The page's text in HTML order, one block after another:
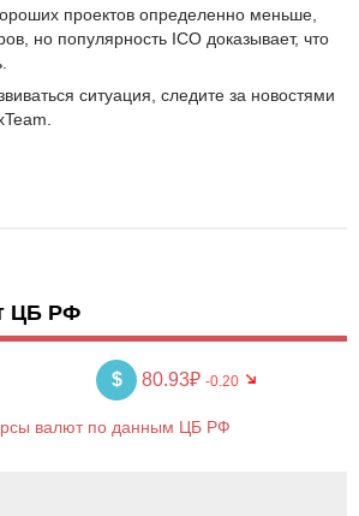
проектов определенно меньше,
но популярность ICO доказывает, что
ситуация, следите за новостями
ЦБ РФ
$ 80.93₽ -0.20
валют по данным ЦБ РФ